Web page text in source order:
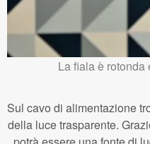
La fiala è rotonda
Sul cavo di alimentazione
della luce trasparente.